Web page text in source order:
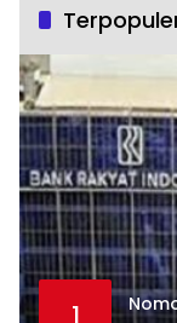
1